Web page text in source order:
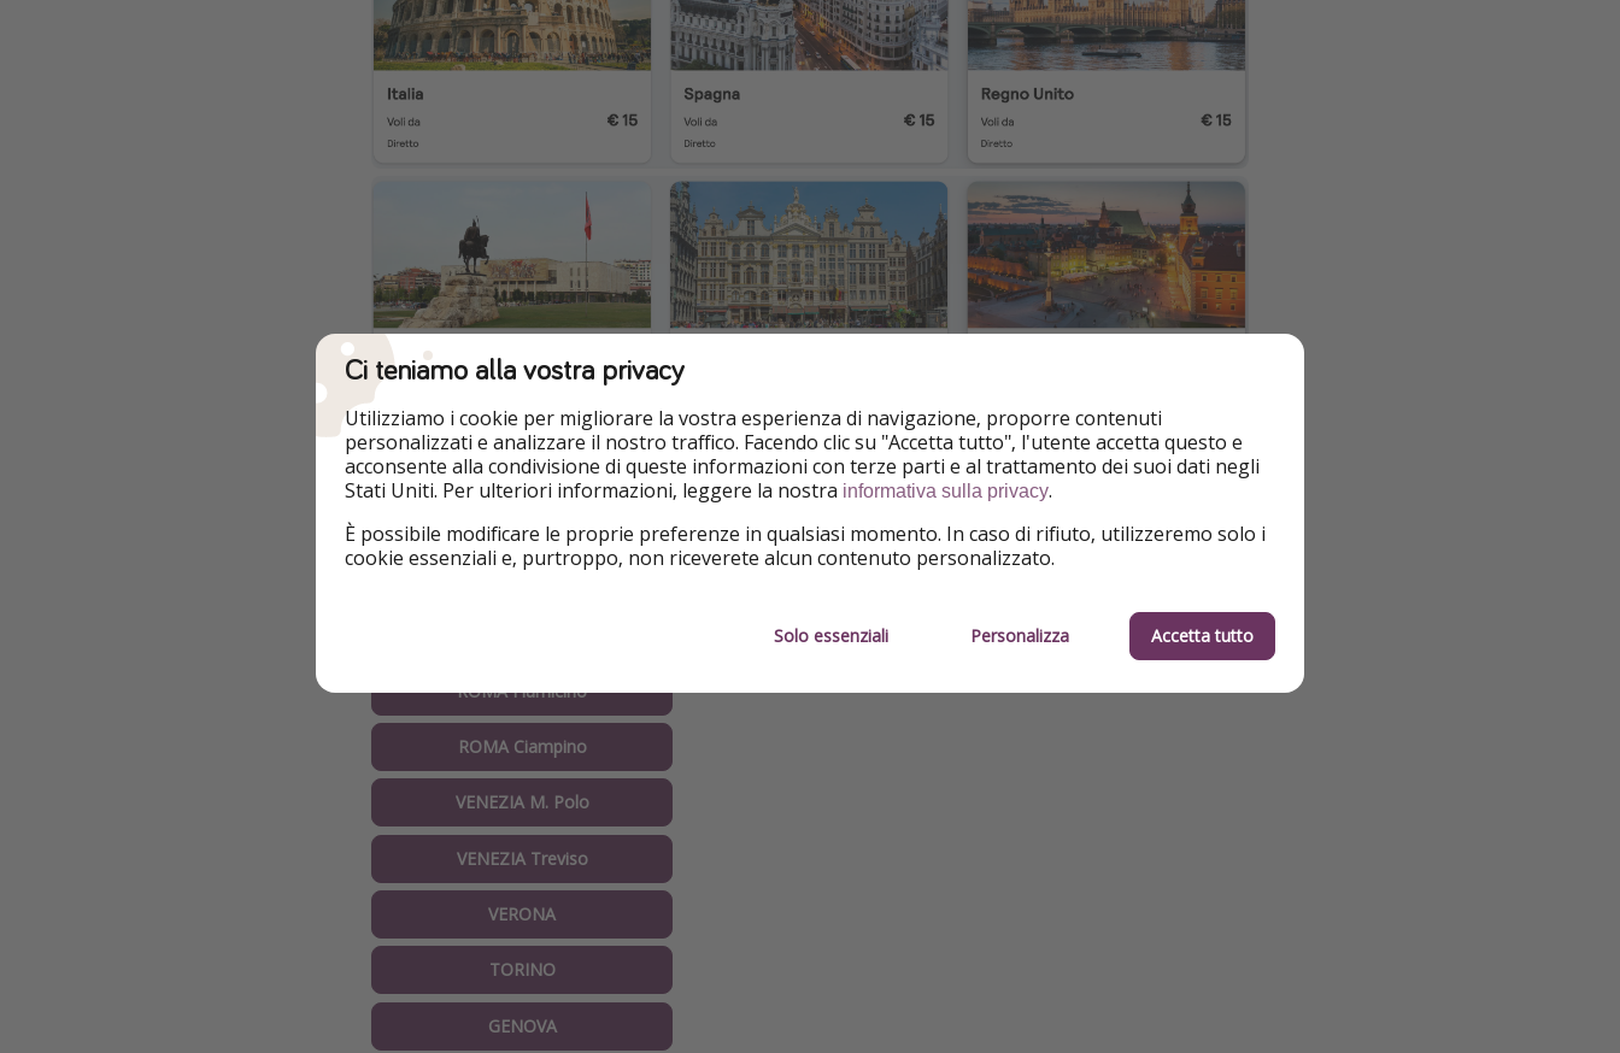
✈️ Cerca voli a novembre e dicembre da:
ROMA Fiumicino
ROMA Ciampino
VENEZIA M. Polo
VENEZIA Treviso
VERONA
TORINO
GENOVA
Ci teniamo alla vostra privacy
Utilizziamo i cookie per migliorare la vostra esperienza di navigazione, proporre contenuti
personalizzati e analizzare il nostro traffico. Facendo clic su "Accetta tutto", l'utente accetta questo e
acconsente alla condivisione di queste informazioni con terze parti e al trattamento dei suoi dati negli
Stati Uniti. Per ulteriori informazioni, leggere la nostra informativa sulla privacy.
È possibile modificare le proprie preferenze in qualsiasi momento. In caso di rifiuto, utilizzeremo solo i
cookie essenziali e, purtroppo, non riceverete alcun contenuto personalizzato.
Solo essenziali Personalizza Accetta tutto